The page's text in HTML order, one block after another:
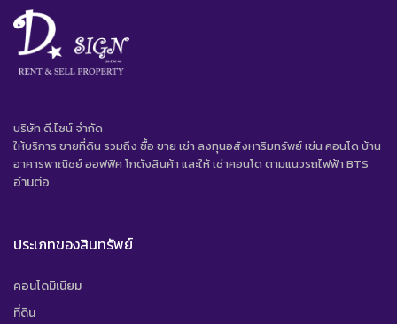
บริษัท ดี.ไซน์ จํากัด
ให้บริการ ขายที่ดิน รวมถึง ซื้อ ขาย เช่า ลงทุนอสังหาริมทรัพย์ เช่น คอนโด บ้าน
อาคารพาณิชย์ ออฟฟิศ โกดังสินค้า และให้ เช่าคอนโด ตามแนวรถไฟฟ้า BTS
อ่านต่อ
ประเภทของสินทรัพย์
คอนโดมิเนียม
ที่ดิน